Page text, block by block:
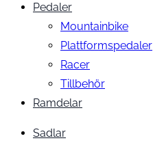
Pedaler
Mountainbike
Plattformspedaler
Racer
Tillbehör
Ramdelar
Sadlar